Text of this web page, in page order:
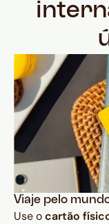
Viaje pelo
Use ocartão